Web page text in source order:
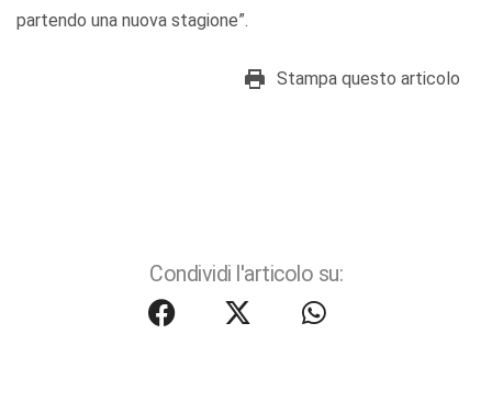
partendo una nuova stagione”.
Stampa questo articolo
Condividi l'articolo su: